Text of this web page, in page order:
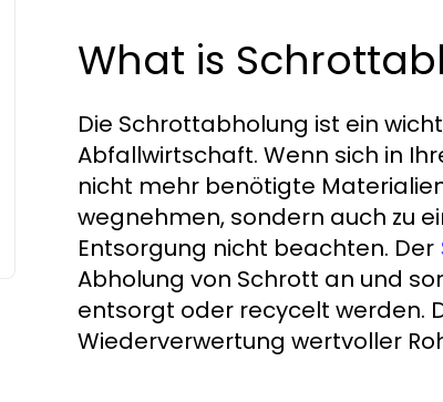
What is
Die Schrottabholung ist ein
Abfallwirtschaft. Wenn sich in
nicht mehr benötigte
wegnehmen, sondern auch zu
Entsorgung nicht beachten. Der
Abholung von Schrott an und
entsorgt oder recycelt werden.
Wiederverwertung wertvoller